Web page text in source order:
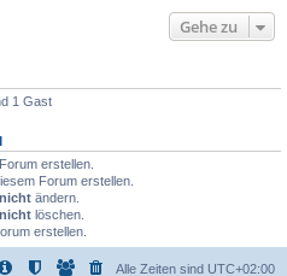
Gehe zu
1 Gast
erstellen.
Forum erstellen.
nicht ändern.
nicht löschen.
erstellen.
Alle Zeiten sind UTC+02:00